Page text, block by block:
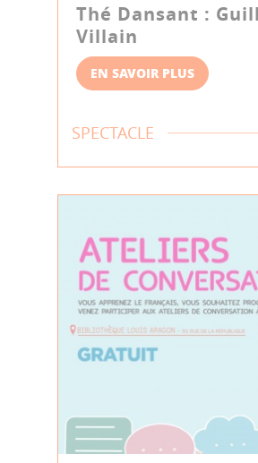
Thé Dansant :
Villain
EN SAVOIR PLUS
SPECTACLE